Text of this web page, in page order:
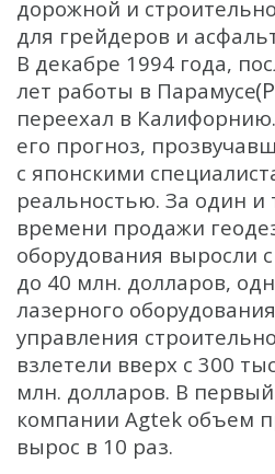
дорожной и
для грейдеров и
В декабре 1994 года,
лет работы в Парамусе
переехал в
его прогноз,
с японскими
реальностью. За один и
времени продажи
оборудования выросли
до 40 млн. долларов,
лазерного
управления
взлетели вверх с 300
млн. долларов. В
компании Agtek объем
вырос в 10 раз.